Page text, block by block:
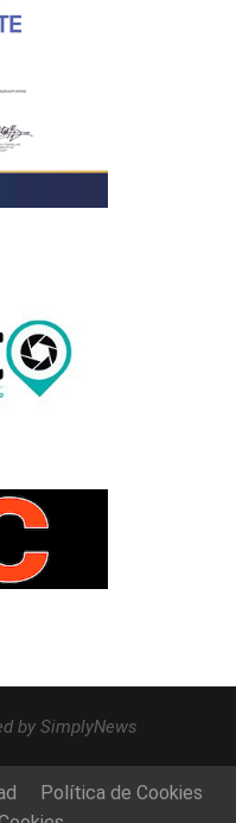
by SimplyNews
Política de Cookies